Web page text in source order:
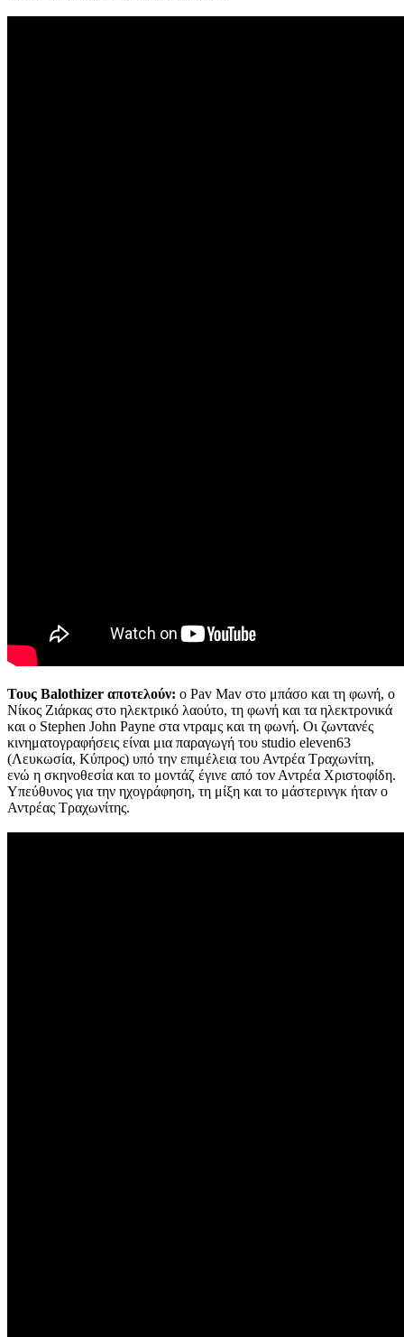
Τους Balothizer αποτελούν: ο Pav Mav στο μπάσο και τη φωνή, ο
Νίκος Ζιάρκας στο ηλεκτρικό λαούτο, τη φωνή και τα ηλεκτρονικά
και ο Stephen John Payne στα ντραμς και τη φωνή. Οι ζωντανές
κινηματογραφήσεις είναι μια παραγωγή του studio eleven63
(Λευκωσία, Κύπρος) υπό την επιμέλεια του Αντρέα Τραχωνίτη,
ενώ η σκηνοθεσία και το μοντάζ έγινε από τον Αντρέα Χριστοφίδη.
Υπεύθυνος για την ηχογράφηση, τη μίξη και το μάστερινγκ ήταν ο
Αντρέας Τραχωνίτης.